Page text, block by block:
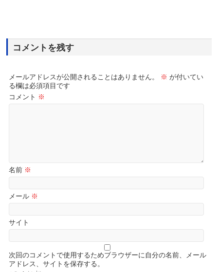
コメントを残す
メールアドレスが公開されることはありません。 ※ が付いてい
る欄は必須項目です
コメント ※
名前 ※
メール ※
サイト
次回のコメントで使用するためブラウザーに自分の名前、メール
アドレス、サイトを保存する。